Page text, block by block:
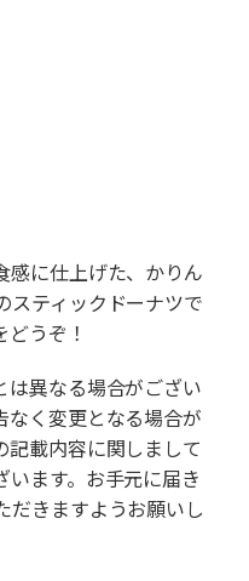
感に仕上げた、かりん
スティックドーナツで
うぞ！
異なる場合がござい
なく変更となる場合が
記載内容に関しまして
います。お手元に届き
だきますようお願いし